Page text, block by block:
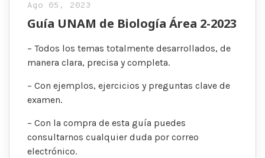
Ago 05, 2023
Guía UNAM de Biología Área 2-2023
– Todos los temas totalmente desarrollados, de
manera clara, precisa y completa.
– Con ejemplos, ejercicios y preguntas clave de
examen.
– Con la compra de esta guía puedes
consultarnos cualquier duda por correo
electrónico.